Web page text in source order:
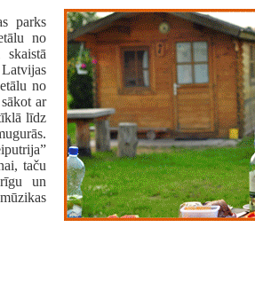
parks
no
no
ar
līdz
taču
un